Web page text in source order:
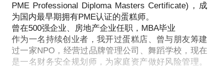
PME Professional Diploma Masters Certificate)，成
为国内最早期拥有PME认证的蛋糕师。
曾在500强企业、房地产企业任职，MBA毕业
作为一名持续创业者，我开过蛋糕店、曾与朋友筹建
过一家NPO，经营过品牌管理公司、舞蹈学校，现在
是一名财务安全规划师，为家庭资产做好风险管理。